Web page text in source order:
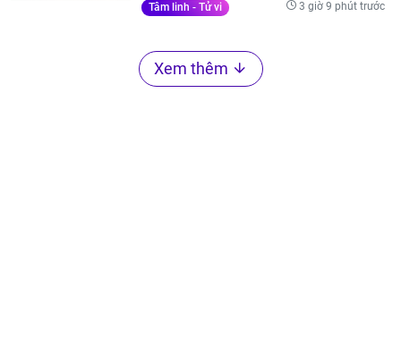
Tâm linh - Tử vi 3 giờ 9 phút trước
Xem thêm